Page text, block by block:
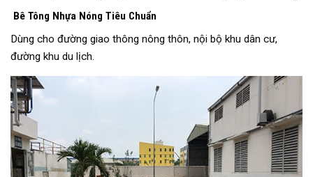
Bê Tông Nhựa Nóng Tiêu Chuẩn
Dùng cho đường giao thông nông thôn, nội bộ khu dân cư,
đường khu du lịch.